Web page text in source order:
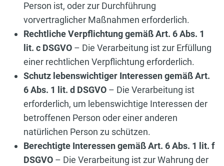
Person ist, oder zur Durchführung
vorvertraglicher Maßnahmen erforderlich.
Rechtliche Verpflichtung gemäß Art. 6 Abs. 1
lit. c DSGVO – Die Verarbeitung ist zur Erfüllung
einer rechtlichen Verpflichtung erforderlich.
Schutz lebenswichtiger Interessen gemäß Art.
6 Abs. 1 lit. d DSGVO – Die Verarbeitung ist
erforderlich, um lebenswichtige Interessen der
betroffenen Person oder einer anderen
natürlichen Person zu schützen.
Berechtigte Interessen gemäß Art. 6 Abs. 1 lit. f
DSGVO – Die Verarbeitung ist zur Wahrung der